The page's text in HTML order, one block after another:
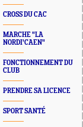
CROSS DU CAC
MARCHE "LA
NORDI'CAEN"
FONCTIONNEMENT DU
CLUB
PRENDRE SA LICENCE
SPORT SANTÉ